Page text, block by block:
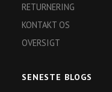
RETURNERING
KONTAKT OS
OVERSIGT
SENESTE BLOGS